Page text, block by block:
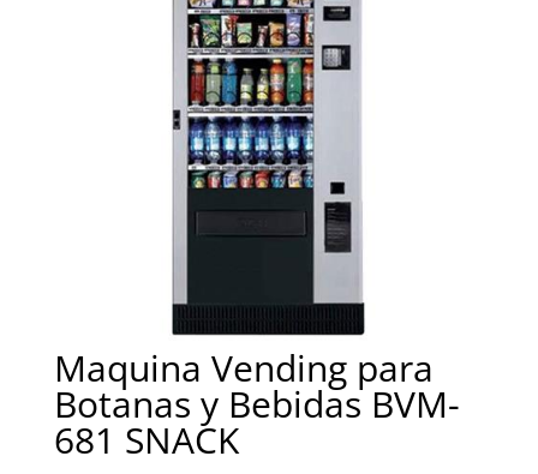
Maquina Vending para
Botanas y Bebidas BVM-
681 SNACK